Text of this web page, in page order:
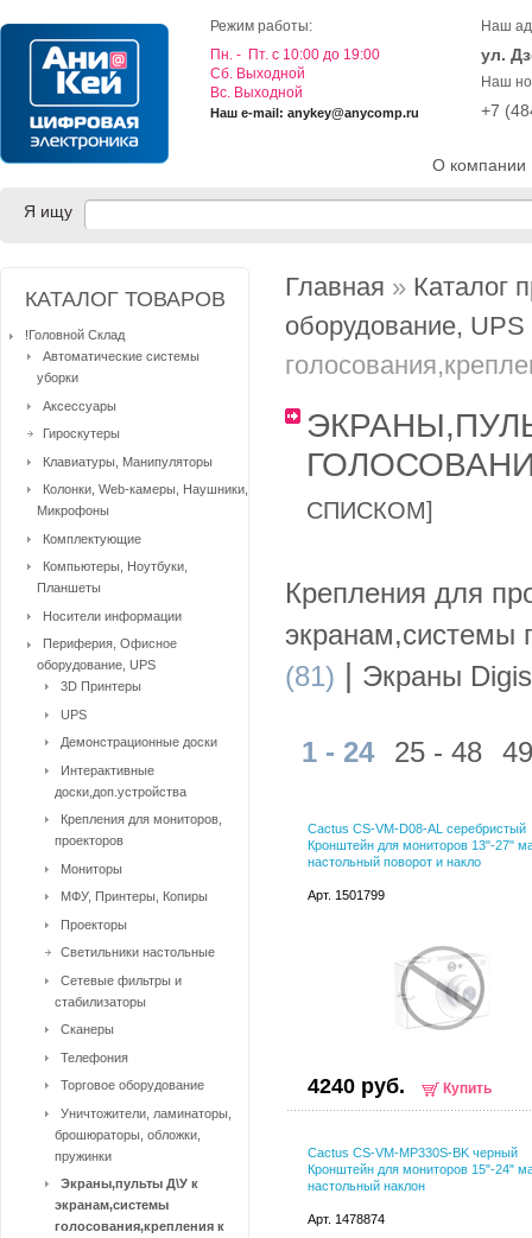
О компании
Режим работы:
Пн. - Пт. с 10:00 до 19:00
Cб. Выходной
Вс. Выходной
Наш e-mail: anykey@anycomp.ru
Наш
ул.
Наш
+7
Я ищу
Главная » Каталог
оборудование, UPS
СПИСКОМ]
Крепления для
экранам,системы
(81)
Экраны Digis
1 - 24 25 - 48
Cactus CS-VM-D08-AL серебристый
Кронштейн для мониторов 13"-27"
настольный поворот и накло
Арт. 1501799
4240 руб. Купить
Cactus CS-VM-MP330S-BK черный
Кронштейн для мониторов 15"-24"
настольный наклон
Арт. 1478874
КАТАЛОГ ТОВАРОВ
!Головной Склад
Автоматические системы
уборки
Аксессуары
Гироскутеры
Клавиатуры, Манипуляторы
Колонки, Web-камеры, Наушники,
Микрофоны
Комплектующие
Компьютеры, Ноутбуки,
Планшеты
Носители информации
Периферия, Офисное
оборудование, UPS
3D Принтеры
UPS
Демонстрационные доски
Интерактивные
доски,доп.устройства
Крепления для мониторов,
проекторов
Мониторы
МФУ, Принтеры, Копиры
Проекторы
Светильники настольные
Сетевые фильтры и
стабилизаторы
Сканеры
Телефония
Торговое оборудование
Уничтожители, ламинаторы,
брошюраторы, обложки,
пружинки
Экраны,пульты Д\У к
экранам,системы
голосования,крепления к